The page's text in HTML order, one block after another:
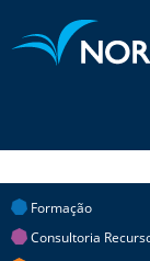
Formação
Consultoria